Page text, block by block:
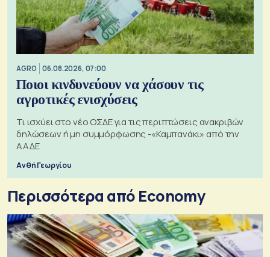
AGRO 06.08.2026, 07:00
Ποιοι κινδυνεύουν να χάσουν τις
αγροτικές ενισχύσεις
Τι ισχύει στο νέο ΟΣΔΕ για τις περιπτώσεις ανακριβών
δηλώσεων ή μη συμμόρφωσης -«Καμπανάκι» από την
ΑΑΔΕ
Ανθή Γεωργίου
Περισσότερα από Economy